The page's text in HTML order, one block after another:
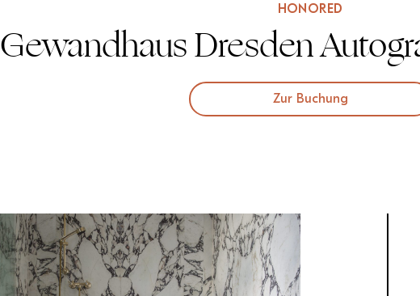
HONORED
Gewandhaus Dresden
Zur Buchung